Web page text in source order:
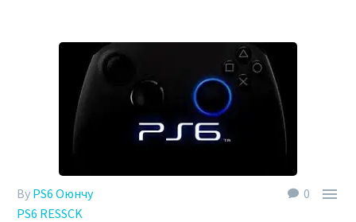
0 
By PS6 Оюнчу
PS6 RESSCK